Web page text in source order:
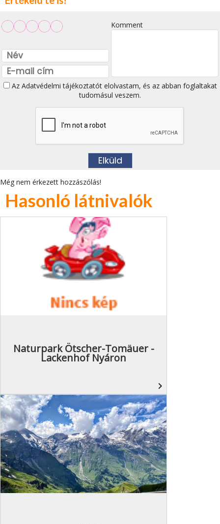
Komment
Az Adatvédelmi tájékoztatótelolvastam, és az abban foglaltakat
tudomásul veszem.
Még nem érkezett hozzászólás!
Hasonló látnivalók
Naturpark Ötscher-Tomäuer -
Lackenhof Nyáron
navigate_next